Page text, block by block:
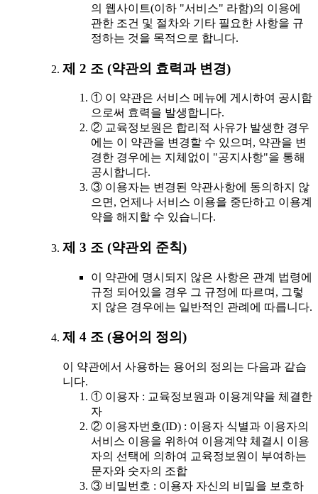
의 웹사이트(이하 "서비스" 라함)의 이용에
관한 조건 및 절차와 기타 필요한 사항을 규
정하는 것을 목적으로 합니다.
제 2 조 (약관의 효력과 변경)
① 이 약관은 서비스 메뉴에 게시하여 공시함
으로써 효력을 발생합니다.
② 교육정보원은 합리적 사유가 발생한 경우
에는 이 약관을 변경할 수 있으며, 약관을 변
경한 경우에는 지체없이 "공지사항"을 통해
공시합니다.
③ 이용자는 변경된 약관사항에 동의하지 않
으면, 언제나 서비스 이용을 중단하고 이용계
약을 해지할 수 있습니다.
제 3 조 (약관외 준칙)
이 약관에 명시되지 않은 사항은 관계 법령에
규정 되어있을 경우 그 규정에 따르며, 그렇
지 않은 경우에는 일반적인 관례에 따릅니다.
제 4 조 (용어의 정의)
이 약관에서 사용하는 용어의 정의는 다음과 같습
니다.
① 이용자 : 교육정보원과 이용계약을 체결한
자
② 이용자번호(ID) : 이용자 식별과 이용자의
서비스 이용을 위하여 이용계약 체결시 이용
자의 선택에 의하여 교육정보원이 부여하는
문자와 숫자의 조합
③ 비밀번호 : 이용자 자신의 비밀을 보호하